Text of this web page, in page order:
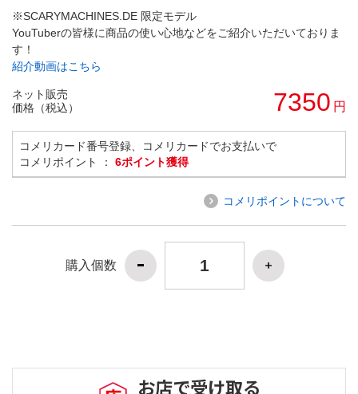
※SCARYMACHINES.DE 限定モデル
YouTuberの皆様に商品の使い心地などをご紹介いただいておりま
す！
紹介動画はこちら
ネット販売
価格（税込）
7350 円
コメリカード番号登録、コメリカードでお支払いで
コメリポイント ： 6ポイント獲得
コメリポイントについて
購入個数
お店で受け取る